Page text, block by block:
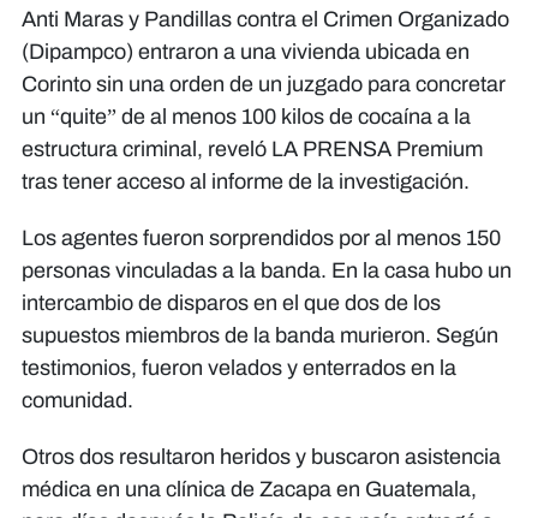
Anti Maras y Pandillas contra el Crimen Organizado
(Dipampco) entraron a una vivienda ubicada en
Corinto sin una orden de un juzgado para concretar
un “quite” de al menos 100 kilos de cocaína a la
estructura criminal, reveló LA PRENSA Premium
tras tener acceso al informe de la investigación.
Los agentes fueron sorprendidos por al menos 150
personas vinculadas a la banda. En la casa hubo un
intercambio de disparos en el que dos de los
supuestos miembros de la banda murieron. Según
testimonios, fueron velados y enterrados en la
comunidad.
Otros dos resultaron heridos y buscaron asistencia
médica en una clínica de Zacapa en Guatemala,